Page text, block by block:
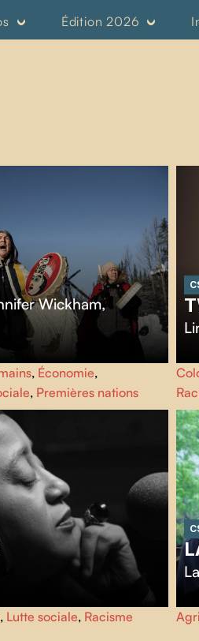
Édition 2026
Wickham,
dans la langue Wet'suwet'en,
autochtone affirmant sa
du peuple Wet'suwet'en
résistant à la construction de
, Économie,
, Premières nations
une correspondance
joueur de baseball devenu
, Lutte sociale, Racisme